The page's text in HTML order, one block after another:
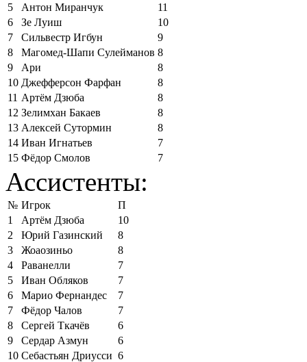
5
Антон Миранчук
11
6
Зе Луиш
10
7
Сильвестр Игбун
9
8
Магомед-Шапи Сулейманов 8
9
Ари
8
10 Джефферсон Фарфан
8
11 Артём Дзюба
8
12 Зелимхан Бакаев
8
13 Алексей Сутормин
8
14 Иван Игнатьев
7
15 Фёдор Смолов 7
Ассистенты:
№ Игрок
П
1
Артём Дзюба
10
2
Юрий Газинский
8
3
Жоаозиньо
8
4
Раванелли
7
5
Иван Обляков
7
6
Марио Фернандес
7
7
Фёдор Чалов
7
8
Сергей Ткачёв
6
9
Сердар Азмун
6
10 Себастьян Дриусси 6